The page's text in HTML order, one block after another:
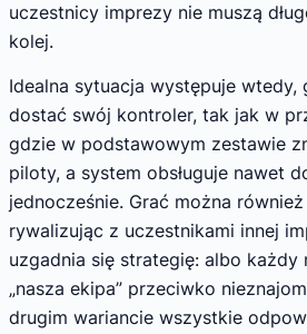
uczestnicy imprezy nie muszą
kolej.
Idealna sytuacja występuje wtedy,
dostać swój kontroler, tak jak w
gdzie w podstawowym zestawie
piloty, a system obsługuje nawet
jednocześnie. Grać można
rywalizując z uczestnikami innej
uzgadnia się strategię: albo każdy
„nasza ekipa” przeciwko
drugim wariancie wszystkie